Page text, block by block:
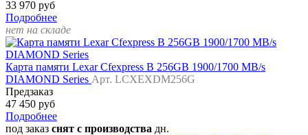
33 970 руб
Подробнее
нет на складе
Карта памяти Lexar Cfexpress B 256GB 1900/1700 MB/s
DIAMOND Series Арт. LCXEXDM256G
Предзаказ
47 450 руб
Подробнее
под заказ снят с производства дн.